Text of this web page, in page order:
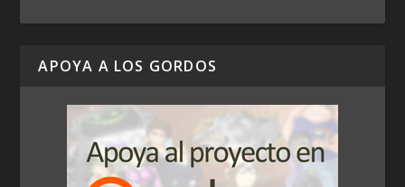
APOYA A LOS GORDOS